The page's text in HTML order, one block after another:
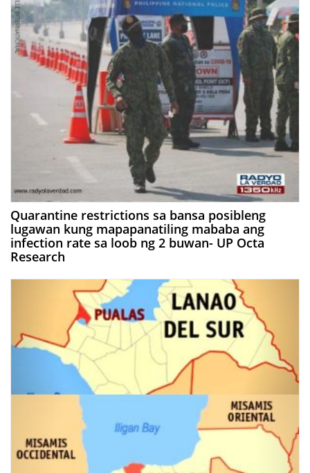
Quarantine restrictions sa bansa posibleng
lugawan kung mapapanatiling mababa ang
infection rate sa loob ng 2 buwan- UP Octa
Research